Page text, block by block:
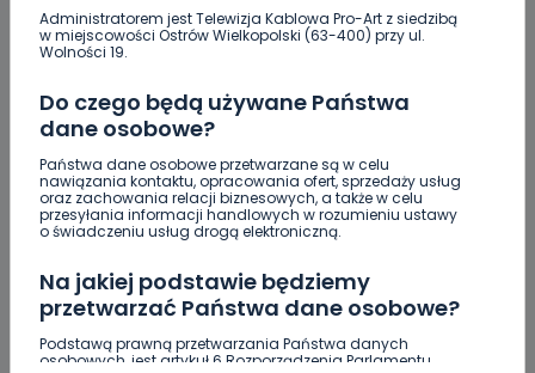
Administratorem jest Telewizja Kablowa Pro-Art z siedzibą
w miejscowości Ostrów Wielkopolski (63-400) przy ul.
Wolności 19.
Do czego będą używane Państwa
dane osobowe?
Państwa dane osobowe przetwarzane są w celu
nawiązania kontaktu, opracowania ofert, sprzedaży usług
oraz zachowania relacji biznesowych, a także w celu
przesyłania informacji handlowych w rozumieniu ustawy
o świadczeniu usług drogą elektroniczną.
Na jakiej podstawie będziemy
przetwarzać Państwa dane osobowe?
Podstawą prawną przetwarzania Państwa danych
osobowych, jest artykuł 6 Rozporządzenia Parlamentu
Auto rozbite na drzewie. Poszkodowani nie mogli z
niego wyjść [FOTO]
Nastolatek w szpitalu po zderzeniu osobówki z
motocyklem
Uważaj na oszustwo! Przychodzą maile z
fałszywego e-Urzędu Skarbowego
Jak wybrać prostownicę do włosów puszących się i